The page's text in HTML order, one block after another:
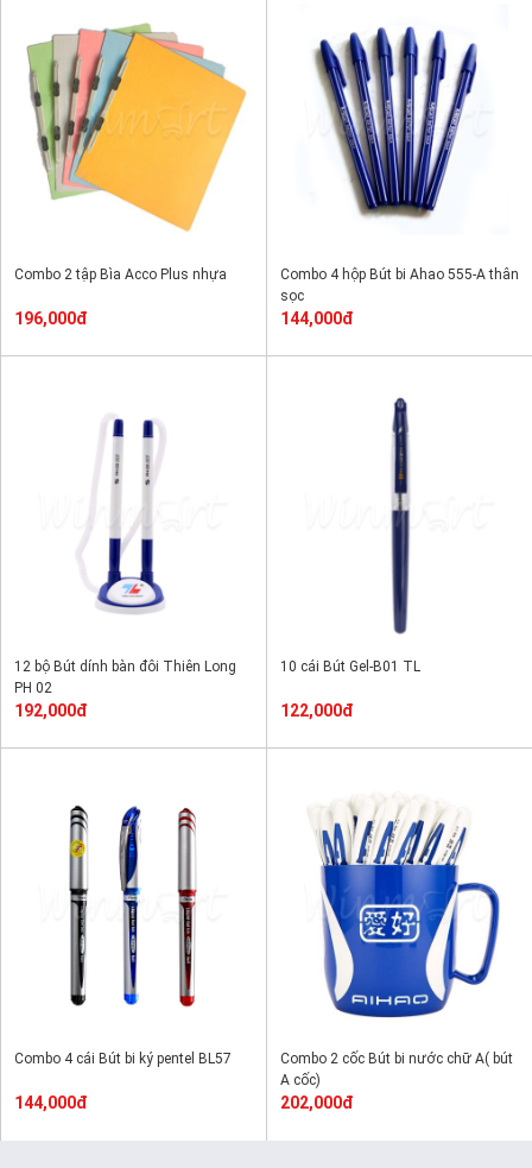
Combo 2 tập Bìa Acco Plus nhựa
196,000đ
Combo 4 hộp Bút bi Ahao 555-A thân
sọc
144,000đ
12 bộ Bút dính bàn đôi Thiên Long
PH 02
192,000đ
10 cái Bút Gel-B01 TL
122,000đ
Combo 4 cái Bút bi ký pentel BL57
144,000đ
Combo 2 cốc Bút bi nước chữ A( bút
A cốc)
202,000đ